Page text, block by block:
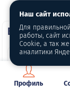
ВИП
Профиль
Наш сайт
Для
работы, сайт
Cookie, а так
аналитики